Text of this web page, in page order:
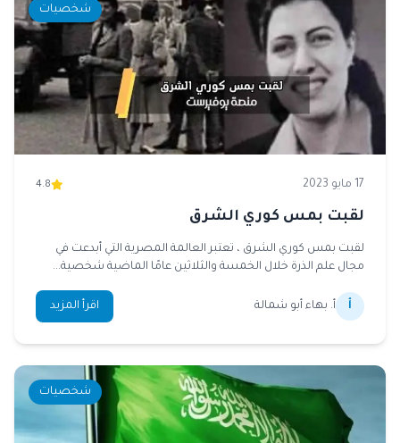
شخصيات
17 مايو 2023 4.8
لقبت بمس كوري الشرق
لقبت بمس كوري الشرق ، تعتبر العالمة المصرية التي أبدعت في
مجال علم الذرة خلال الخمسة والثلاثين عامًا الماضية شخصية...
أ أ. بهاء أبو شمالة اقرأ المزيد
شخصيات